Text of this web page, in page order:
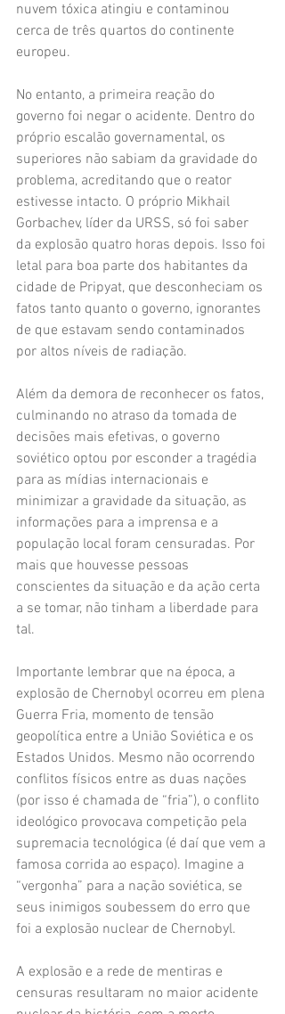
nuvem tóxica atingiu e contaminou
cerca de três quartos do continente
europeu.
No entanto, a primeira reação do
governo foi negar o acidente. Dentro do
próprio escalão governamental, os
superiores não sabiam da gravidade do
problema, acreditando que o reator
estivesse intacto. O próprio Mikhail
Gorbachev, líder da URSS, só foi saber
da explosão quatro horas depois. Isso foi
letal para boa parte dos habitantes da
cidade de Pripyat, que desconheciam os
fatos tanto quanto o governo, ignorantes
de que estavam sendo contaminados
por altos níveis de radiação.
Além da demora de reconhecer os fatos,
culminando no atraso da tomada de
decisões mais efetivas, o governo
soviético optou por esconder a tragédia
para as mídias internacionais e
minimizar a gravidade da situação, as
informações para a imprensa e a
população local foram censuradas. Por
mais que houvesse pessoas
conscientes da situação e da ação certa
a se tomar, não tinham a liberdade para
tal.
Importante lembrar que na época, a
explosão de Chernobyl ocorreu em plena
Guerra Fria, momento de tensão
geopolítica entre a União Soviética e os
Estados Unidos. Mesmo não ocorrendo
conflitos físicos entre as duas nações
(por isso é chamada de “fria”), o conflito
ideológico provocava competição pela
supremacia tecnológica (é daí que vem a
famosa corrida ao espaço). Imagine a
“vergonha” para a nação soviética, se
seus inimigos soubessem do erro que
foi a explosão nuclear de Chernobyl.
A explosão e a rede de mentiras e
censuras resultaram no maior acidente